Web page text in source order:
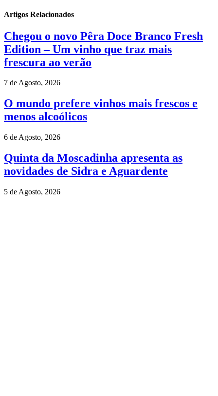
Artigos Relacionados
Chegou o novo Pêra Doce Branco Fresh
Edition – Um vinho que traz mais
frescura ao verão
7 de Agosto, 2026
O mundo prefere vinhos mais frescos e
menos alcoólicos
6 de Agosto, 2026
Quinta da Moscadinha apresenta as
novidades de Sidra e Aguardente
5 de Agosto, 2026